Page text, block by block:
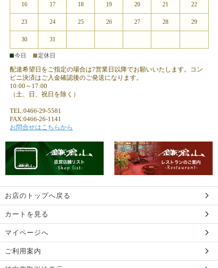
16 17 18 19 20 21 22
23 24 25 26 27 28 29
30 31
■今日 ■ 定休日
配達希望日をご指定の場合は7営業日以降でお願いいたします。コン
ビニ決済はご入金確認後のご発送になります。
10:00～17:00
（土、日、祝日を除く）
TEL:0466-29-5581
FAX:0466-26-1141
お問合せはこちらから
お店のトップへ戻る
カートを見る
マイページへ
ご利用案内